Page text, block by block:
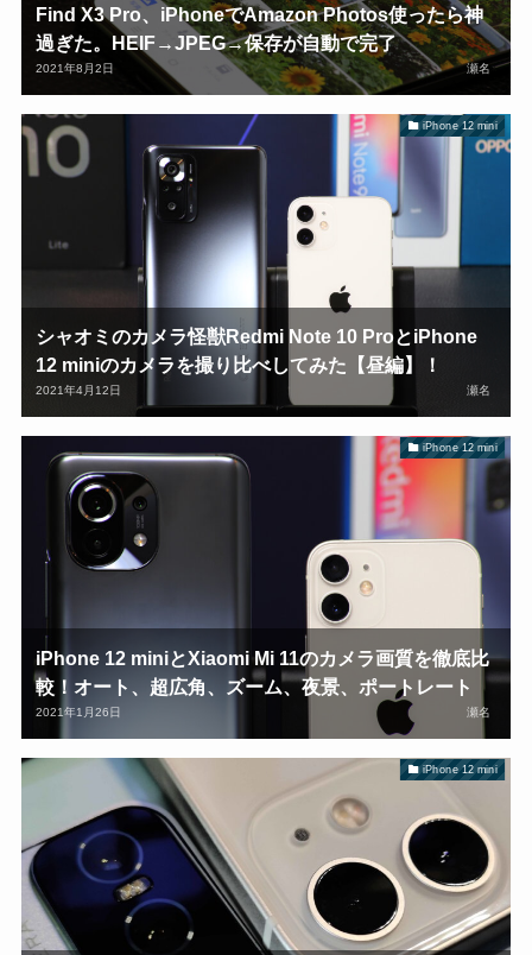
Find X3 Pro、iPhoneでAmazon Photos使ったら神
過ぎた。HEIF→JPEG→保存が自動で完了
2021年8月2日 瀬名
iPhone 12 mini
シャオミのカメラ怪獣Redmi Note 10 ProとiPhone
12 miniのカメラを撮り比べしてみた【昼編】！
2021年4月12日 瀬名
iPhone 12 mini
iPhone 12 miniとXiaomi Mi 11のカメラ画質を徹底比
較！オート、超広角、ズーム、夜景、ポートレート
2021年1月26日 瀬名
iPhone 12 mini